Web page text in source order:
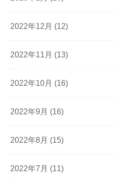
2022年12月 (12)
2022年11月 (13)
2022年10月 (16)
2022年9月 (16)
2022年8月 (15)
2022年7月 (11)